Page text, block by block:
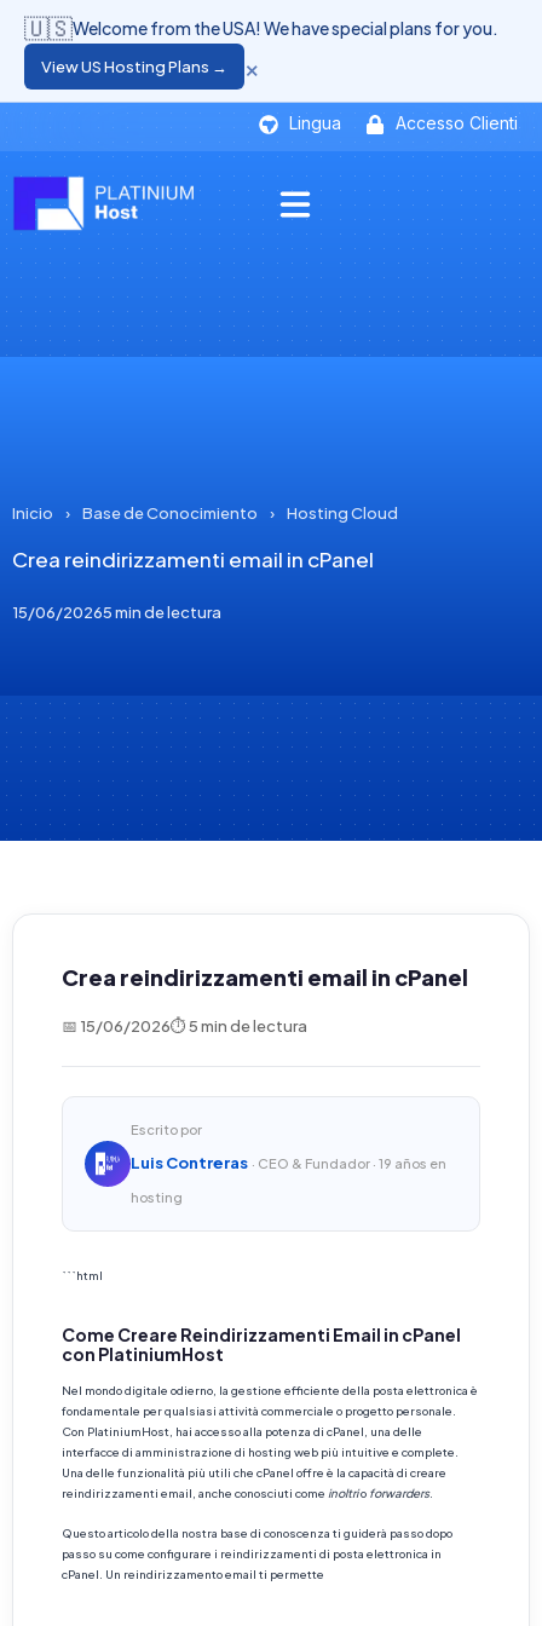
Lingua Accesso Clienti
🇺🇸Welcome from the USA! We have special plans for you.
View US Hosting Plans → ×
Inicio › Base de Conocimiento › Hosting Cloud
Crea reindirizzamenti email in cPanel
15/06/20265 min de lectura
Crea reindirizzamenti email in cPanel
📅 15/06/2026⏱ 5 min de lectura
Escrito por
Luis Contreras · CEO & Fundador · 19 años en
hosting
```html
Come Creare Reindirizzamenti Email in cPanel
con PlatiniumHost
Nel mondo digitale odierno, la gestione efficiente della posta elettronica è
fondamentale per qualsiasi attività commerciale o progetto personale.
Con PlatiniumHost, hai accesso alla potenza di cPanel, una delle
interfacce di amministrazione di hosting web più intuitive e complete.
Una delle funzionalità più utili che cPanel offre è la capacità di creare
reindirizzamenti email, anche conosciuti come inoltrio forwarders.
Questo articolo della nostra base di conoscenza ti guiderà passo dopo
passo su come configurare i reindirizzamenti di posta elettronica in
cPanel. Un reindirizzamento email ti permette